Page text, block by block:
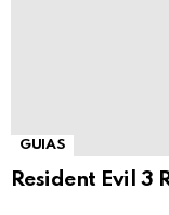
GUIAS
Resident Evil 3